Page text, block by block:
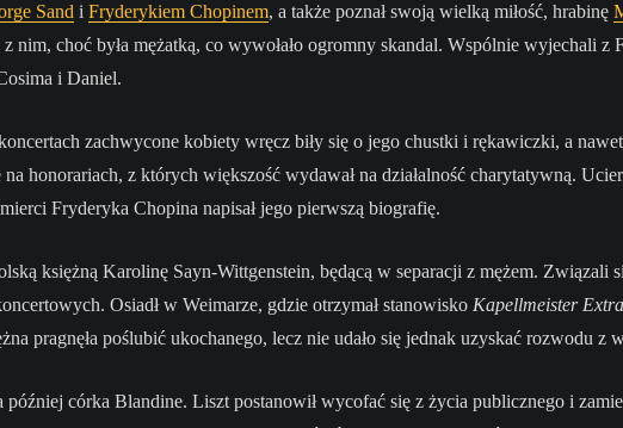
Sand i Fryderykiem Chopinem, a także poznał swoją wielką miłość, hrabinę
nim, choć była mężatką, co wywołało ogromny skandal. Wspólnie wyjechali
i Daniel.
zachwycone kobiety wręcz biły się o jego chustki i rękawiczki, a
honorariach, z których większość wydawał na działalność charytatywną.
Fryderyka Chopina napisał jego pierwszą biografię.
księżną Karolinę Sayn-Wittgenstein, będącą w separacji z mężem. Związali
Osiadł w Weimarze, gdzie otrzymał stanowisko Kapellmeister
pragnęła poślubić ukochanego, lecz nie udało się jednak uzyskać rozwodu z
córka Blandine. Liszt postanowił wycofać się z życia publicznego i